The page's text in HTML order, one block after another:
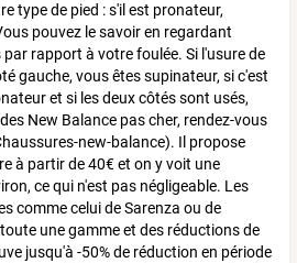
type de pied : s'il est pronateur,
pouvez le savoir en regardant
par rapport à votre foulée. Si l'usure de
gauche, vous êtes supinateur, si c'est
et si les deux côtés sont usés,
New Balance pas cher, rendez-vous
new-balance). Il propose
à partir de 40€ et on y voit une
ce qui n'est pas négligeable. Les
comme celui de Sarenza ou de
une gamme et des réductions de
jusqu'à -50% de réduction en période